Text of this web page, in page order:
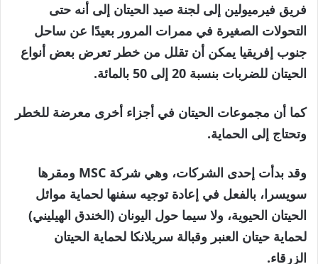
فريق فيرميولين إلى لجنة صيد الحيتان إلى أنه حتى
التحولات الصغيرة في ممرات المرور بعيدًا عن ساحل
جنوب إفريقيا يمكن أن تقلل من خطر تعرض بعض أنواع
الحيتان للضربات بنسبة 20 إلى 50 بالمائة.
كما أن مجموعات الحيتان في أجزاء أخرى معرضة للخطر
وتحتاج إلى الحماية.
وقد بدأت إحدى الشركات، وهي شركة MSC ومقرها
سويسرا، بالفعل في إعادة توجيه سفنها لحماية موائل
الحيتان الحيوية، ولا سيما حول اليونان (الخندق الهيليني)
لحماية حيتان العنبر وقبالة سريلانكا لحماية الحيتان
الزرقاء.